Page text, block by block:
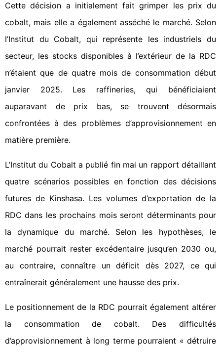
Cette décision a initialement fait grimper les prix du
cobalt, mais elle a également asséché le marché. Selon
l’Institut du Cobalt, qui représente les industriels du
secteur, les stocks disponibles à l’extérieur de la RDC
n’étaient que de quatre mois de consommation début
janvier 2025. Les raffineries, qui bénéficiaient
auparavant de prix bas, se trouvent désormais
confrontées à des problèmes d’approvisionnement en
matière première.
L’Institut du Cobalt a publié fin mai un rapport détaillant
quatre scénarios possibles en fonction des décisions
futures de Kinshasa. Les volumes d’exportation de la
RDC dans les prochains mois seront déterminants pour
la dynamique du marché. Selon les hypothèses, le
marché pourrait rester excédentaire jusqu’en 2030 ou,
au contraire, connaître un déficit dès 2027, ce qui
entraînerait généralement une hausse des prix.
Le positionnement de la RDC pourrait également altérer
la consommation de cobalt. Des difficultés
d’approvisionnement à long terme pourraient « détruire